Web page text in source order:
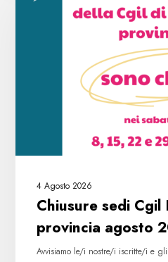
4 Agosto 2026
Chiusure sedi Cgil
provincia agosto
Avvisiamo le/i nostre/i iscritte/i e